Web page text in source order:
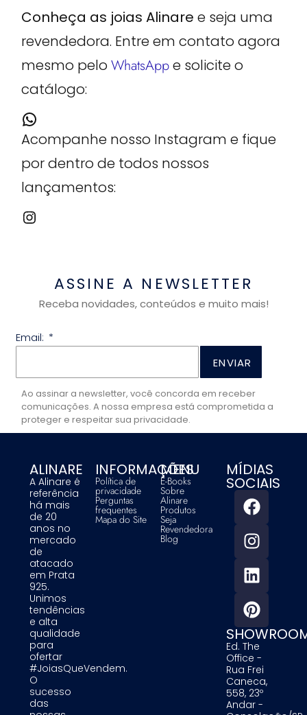
Conheça as joias Alinare e seja uma
revendedora. Entre em contato agora
mesmo peloWhatsAppe solicite o
catálogo:
Acompanhe nosso Instagram e fique
por dentro de todos nossos
lançamentos:
ASSINE A NEWSLETTER
Receba novidades, conteúdos e muito mais!
Email:
ENVIAR
Ao assinar a newsletter, você concorda em receber
comunicações. A nossa empresa está comprometida a
proteger e respeitar sua privacidade.
ALINARE
A Alinare é
referência
há mais
de 20
anos no
mercado
de
atacado
em Prata
925.
Unimos
tendências
e alta
qualidade
para
ofertar
#JoiasQueVendem.
O
sucesso
das
INFORMAÇÕES
Política de
privacidade
Perguntas
frequentes
Mapa do Site
MENU
E-Books
Sobre
Alinare
Produtos
Seja
Revendedora
Blog
MÍDIAS
SOCIAIS
Ed. The
Office -
Rua Frei
Caneca,
558, 23º
Andar -